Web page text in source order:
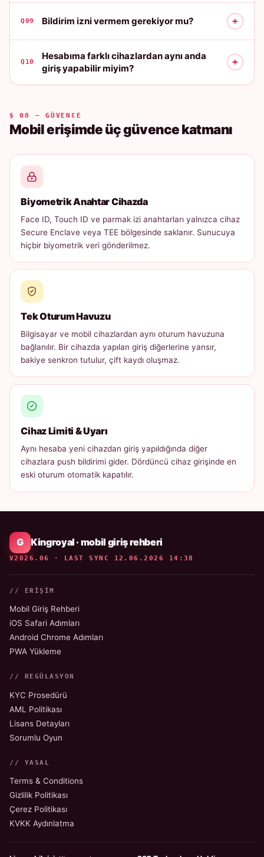
Q09 Bildirim izni vermem gerekiyor mu? +
Q10
Hesabıma farklı cihazlardan aynı anda
giriş yapabilir miyim?
+
§ 08 — GÜVENCE
Mobil erişimde üç güvence katmanı
Biyometrik Anahtar Cihazda
Face ID, Touch ID ve parmak izi anahtarları yalnızca cihaz
Secure Enclave veya TEE bölgesinde saklanır. Sunucuya
hiçbir biyometrik veri gönderilmez.
Tek Oturum Havuzu
Bilgisayar ve mobil cihazlardan aynı oturum havuzuna
bağlanılır. Bir cihazda yapılan giriş diğerlerine yansır,
bakiye senkron tutulur, çift kaydı oluşmaz.
Cihaz Limiti & Uyarı
Aynı hesaba yeni cihazdan giriş yapıldığında diğer
cihazlara push bildirimi gider. Dördüncü cihaz girişinde en
eski oturum otomatik kapatılır.
Kingroyal · mobil giriş rehberi
V2026.06 · LAST SYNC 12.06.2026 14:38
// ERIŞIM
Mobil Giriş Rehberi
iOS Safari Adımları
Android Chrome Adımları
PWA Yükleme
// REGÜLASYON
KYC Prosedürü
AML Politikası
Lisans Detayları
Sorumlu Oyun
// YASAL
Terms & Conditions
Gizlilik Politikası
Çerez Politikası
KVKK Aydınlatma